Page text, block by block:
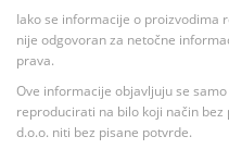
Iako se informacije o proizvodima
nije odgovoran za netočne
prava.
Ove informacije objavljuju se
reproducirati na bilo koji način
d.o.o. niti bez pisane potvrde.